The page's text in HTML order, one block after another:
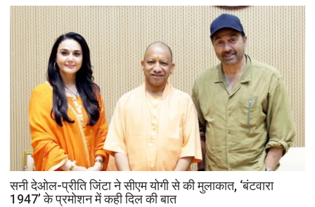
सनी देओल-प्रीति जिंटा ने सीएम योगी से की मुलाकात, ‘बंटवारा
1947’ के प्रमोशन में कही दिल की बात